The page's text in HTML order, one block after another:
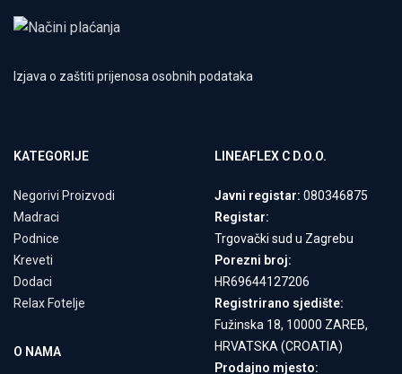
Izjava o zaštiti prijenosa osobnih podataka
KATEGORIJE
Negorivi Proizvodi
Madraci
Podnice
Kreveti
Dodaci
Relax Fotelje
O NAMA
LINEAFLEX C D.O.O.
Javni registar: 080346875
Registar:
Trgovački sud u Zagrebu
Porezni broj:
HR69644127206
Registrirano sjedište:
Fužinska 18, 10000 ZAREB,
HRVATSKA (CROATIA)
Prodajno mjesto: